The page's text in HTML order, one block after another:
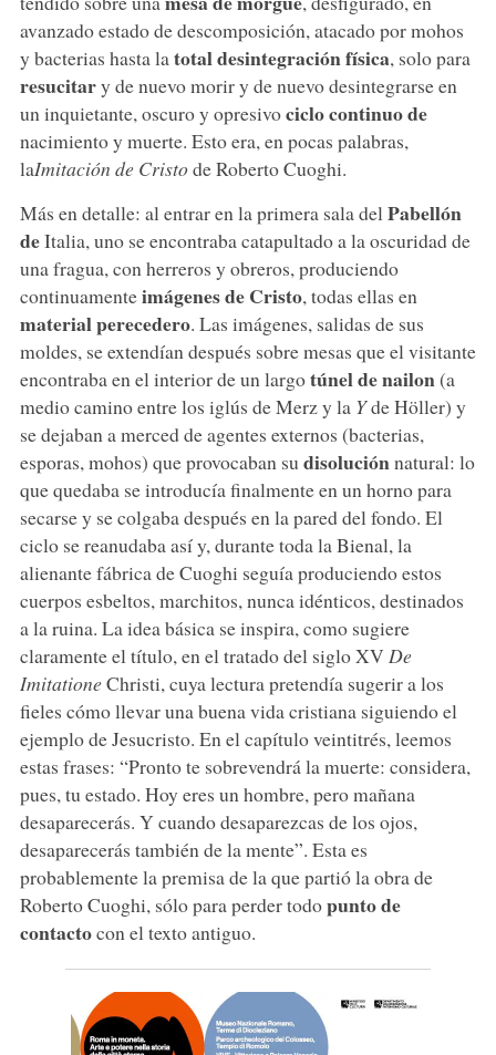
avanzado estado de descomposición, atacado por mohos
y bacterias hasta la total desintegración física, solo para
resucitary de nuevo morir y de nuevo desintegrarse en
un inquietante, oscuro y opresivociclo continuo de
nacimiento y muerte. Esto era, en pocas palabras,
laImitación de Cristode Roberto Cuoghi.
Más en detalle: al entrar en la primera sala del Pabellón
deItalia, uno se encontraba catapultado a la oscuridad de
una fragua, con herreros y obreros, produciendo
continuamenteimágenes de Cristo, todas ellas en
material perecedero. Las imágenes, salidas de sus
moldes, se extendían después sobre mesas que el visitante
encontraba en el interior de un largotúnel de nailon(a
medio camino entre los iglús de Merz y la Yde Höller) y
se dejaban a merced de agentes externos (bacterias,
esporas, mohos) que provocaban su disoluciónnatural: lo
que quedaba se introducía finalmente en un horno para
secarse y se colgaba después en la pared del fondo. El
ciclo se reanudaba así y, durante toda la Bienal, la
alienante fábrica de Cuoghi seguía produciendo estos
cuerpos esbeltos, marchitos, nunca idénticos, destinados
a la ruina. La idea básica se inspira, como sugiere
claramente el título, en el tratado del siglo XV De
ImitationeChristi, cuya lectura pretendía sugerir a los
fieles cómo llevar una buena vida cristiana siguiendo el
ejemplo de Jesucristo. En el capítulo veintitrés, leemos
estas frases: “Pronto te sobrevendrá la muerte: considera,
pues, tu estado. Hoy eres un hombre, pero mañana
desaparecerás. Y cuando desaparezcas de los ojos,
desaparecerás también de la mente”. Esta es
probablemente la premisa de la que partió la obra de
Roberto Cuoghi, sólo para perder todopunto de
contactocon el texto antiguo.